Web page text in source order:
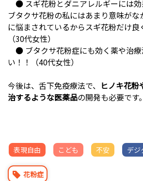
● スギ花粉とダニアレルギーには効
ブタクサ花粉の私にはあまり意味が
に悩まされているからスギ花粉だけ良
（30代女性）
● ブタクサ花粉症にも効く薬や治療
い！！（40代女性）
今後は、舌下免疫療法で、 ヒノキ花粉
治するような医薬品の開発も必要です。
表現自由 こども 不安 デジ
花粉症